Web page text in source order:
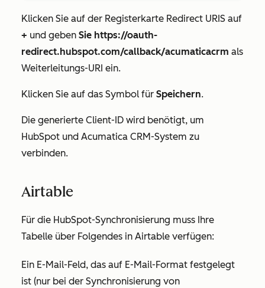
Klicken Sie auf der Registerkarte Redirect URIS auf
+ und geben Sie https://oauth-
redirect.hubspot.com/callback/acumaticacrm als
Weiterleitungs-URI ein.
Klicken Sie auf das Symbol für Speichern.
Die generierte Client-ID wird benötigt, um
HubSpot und Acumatica CRM-System zu
verbinden.
Airtable
Für die HubSpot-Synchronisierung muss Ihre
Tabelle über Folgendes in Airtable verfügen:
Ein E-Mail-Feld, das auf E-Mail-Format festgelegt
ist (nur bei der Synchronisierung von